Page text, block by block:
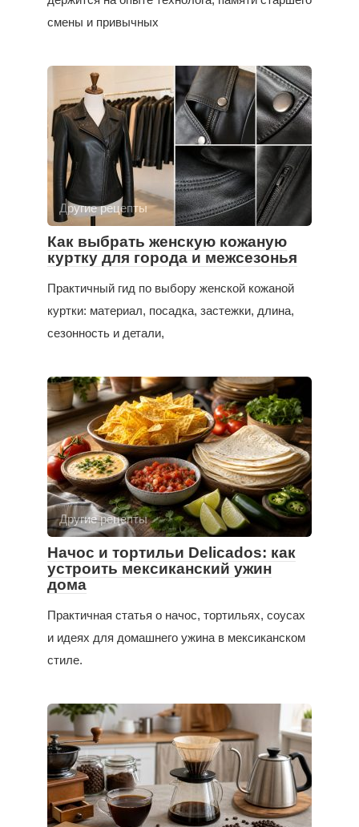
смены и привычных
Другие рецепты
Как выбрать женскую кожаную
куртку для города и межсезонья
Практичный гид по выбору женской кожаной
куртки: материал, посадка, застежки, длина,
сезонность и детали,
Другие рецепты
Начос и тортильи Delicados: как
устроить мексиканский ужин
дома
Практичная статья о начос, тортильях, соусах
и идеях для домашнего ужина в мексиканском
стиле.